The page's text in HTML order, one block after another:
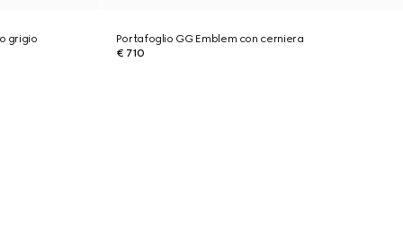
grigio
Portafoglio GG Emblem con cerniera
€ 710